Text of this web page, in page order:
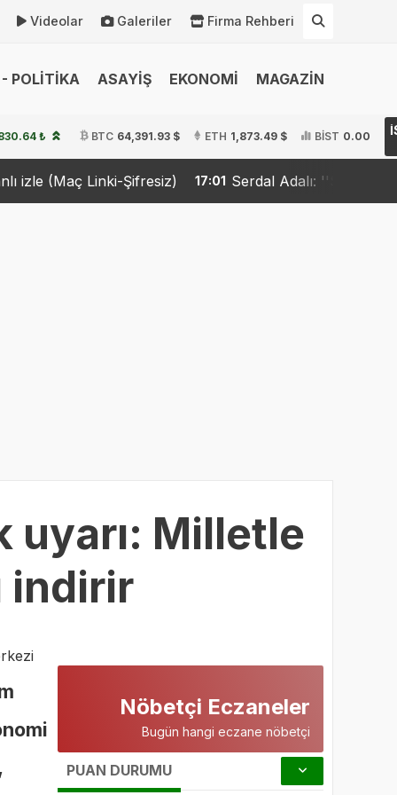
Videolar Galeriler Firma Rehberi
POLİTİKA ASAYİŞ EKONOMİ MAGAZİN
₺ BTC 64,391.93 $ ETH 1,873.49 $ BİST 0.00
Şifresiz) 17:01 Serdal Adalı: ''Salah Transferini biz
uyarı: Milletle
indirir
Nöbetçi Eczaneler
Bugün hangi eczane nöbetçi
PUAN DURUMU